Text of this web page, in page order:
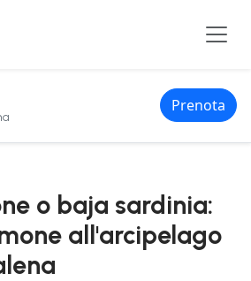
Prenota
tour in gommone all'arcipelago di la
o baja sardinia:
all'arcipelago